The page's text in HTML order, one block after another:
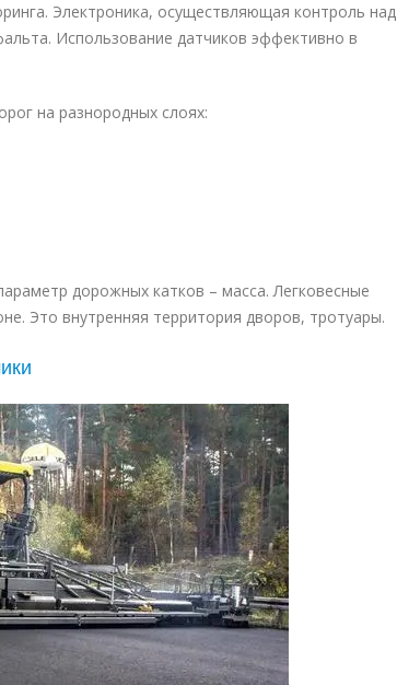
Электроника, осуществляющая контроль над
. Использование датчиков эффективно в
на разнородных слоях:
дорожных катков – масса. Легковесные
Это внутренняя территория дворов, тротуары.